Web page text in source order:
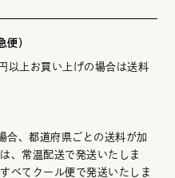
便）
以上お買い上げの場合は送料
合、都道府県ごとの送料が加
、常温配送で発送いたしま
べてクール便で発送いたしま